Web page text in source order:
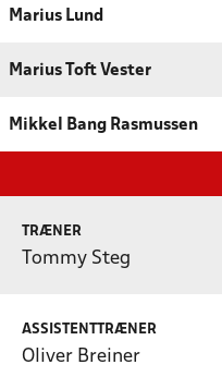
Marius Lund
Marius Toft Vester
Mikkel Bang Rasmussen
TRÆNER
Tommy Steg
ASSISTENTTRÆNER
Oliver Breiner